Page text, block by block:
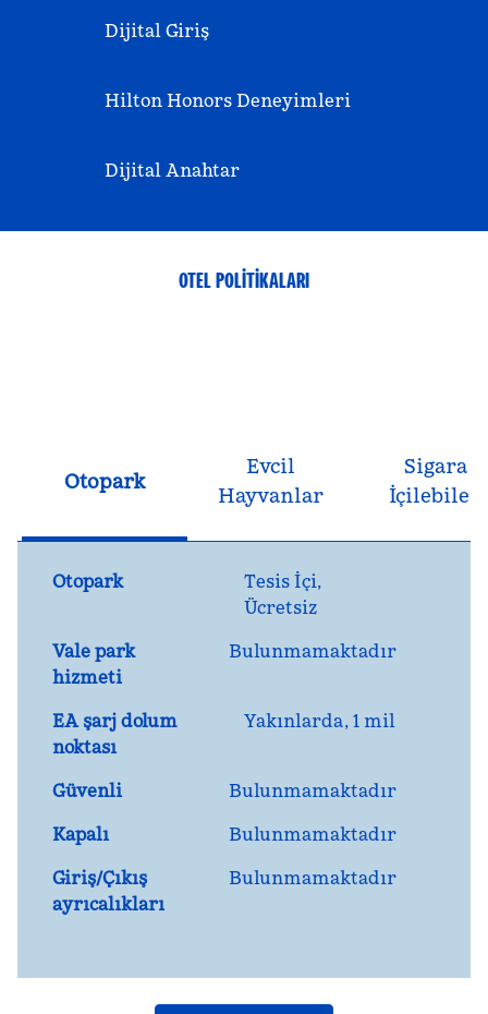
Dijital Giriş
Hilton Honors Deneyimleri
Dijital Anahtar
OTEL POLITIKALARI
Otopark
Evcil
Hayvanlar
Sigara
İçilebilen
Otopark Tesis İçi,
Ücretsiz
Vale park
hizmeti
Bulunmamaktadır
EA şarj dolum
noktası
Yakınlarda, 1 mil
Güvenli
Bulunmamaktadır
Kapalı
Bulunmamaktadır
Giriş/Çıkış
ayrıcalıkları
Bulunmamaktadır